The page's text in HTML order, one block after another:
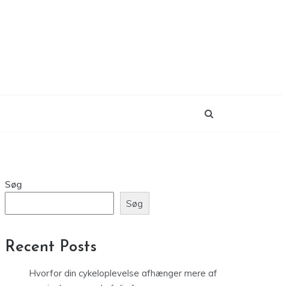
Søg
Søg
Recent Posts
Hvorfor din cykeloplevelse afhænger mere af